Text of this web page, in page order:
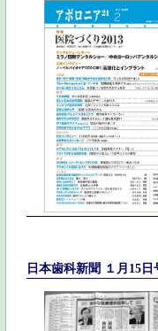
日本歯科新聞 １月15